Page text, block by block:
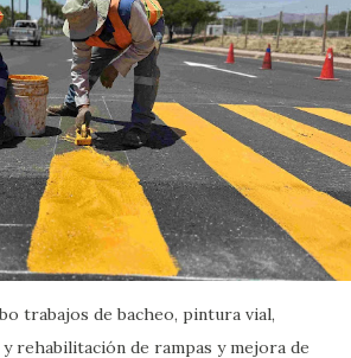
trabajos de bacheo, pintura vial,
rehabilitación de rampas y mejora de